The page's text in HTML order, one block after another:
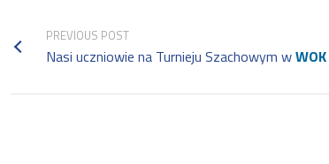
PREVIOUS POST
Nasi uczniowie na Turnieju Szachowym wWOK